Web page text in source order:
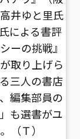
井ゆと里氏
による書評
ーの挑戦』
取り上げら
三人の書店
編集部員の
も選書がユ
（Ｔ）